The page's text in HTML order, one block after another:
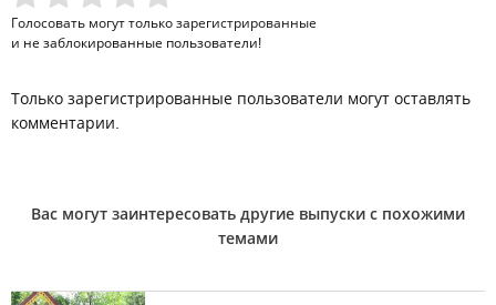
Голосовать могут только зарегистрированные
и не заблокированные пользователи!
Только зарегистрированные пользователи могут оставлять
комментарии.
Вас могут заинтересовать другие выпуски с похожими
темами